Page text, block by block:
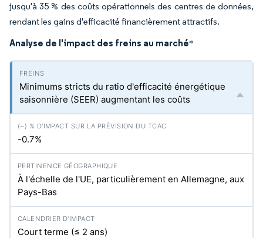
jusqu'à 35 % des coûts opérationnels des centres de données,
rendant les gains d'efficacité financièrement attractifs.
Analyse de l'impact des freins au marché*
Minimums stricts du ratio d'efficacité énergétique
saisonnière (SEER) augmentant les coûts
-0.7%
À l'échelle de l'UE, particulièrement en Allemagne, aux
Pays-Bas
Court terme (≤ 2 ans)